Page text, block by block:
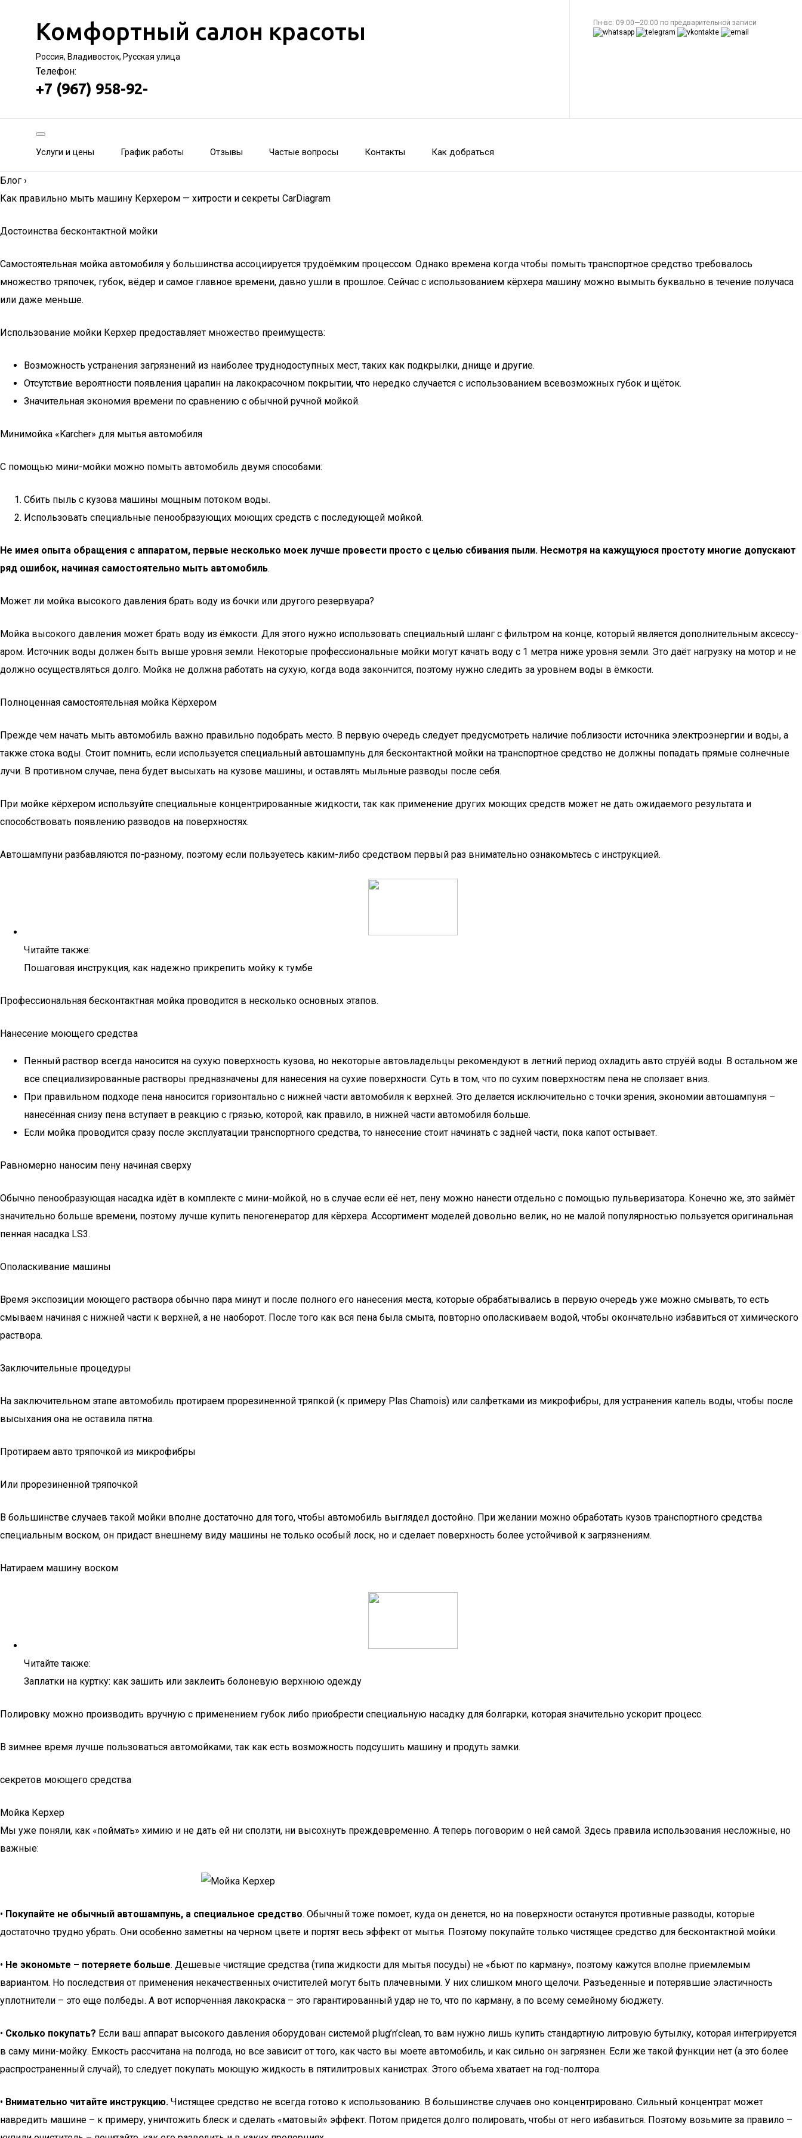
Комфортный салон красоты
Россия, Владивосток, Русская улица
Телефон:
+7 (967) 958-92-
Пн-вс: 09:00—20:00 по предварительной записи
Услуги и цены График работы Отзывы Частые вопросы Контакты Как добраться
Блог ›
Как правильно мыть машину Керхером — хитрости и секреты CarDiagram
Достоинства бесконтактной мойки
Самостоятельная мойка автомобиля у большинства ассоциируется трудоёмким процессом. Однако времена когда чтобы помыть транспортное средство требовалось
множество тряпочек, губок, вёдер и самое главное времени, давно ушли в прошлое. Сейчас с использованием кёрхера машину можно вымыть буквально в течение получаса
или даже меньше.
Использование мойки Керхер предоставляет множество преимуществ:
Возможность устранения загрязнений из наиболее труднодоступных мест, таких как подкрылки, днище и другие.
Отсутствие вероятности появления царапин на лакокрасочном покрытии, что нередко случается с использованием всевозможных губок и щёток.
Значительная экономия времени по сравнению с обычной ручной мойкой.
Минимойка «Karcher» для мытья автомобиля
С помощью мини-мойки можно помыть автомобиль двумя способами:
Сбить пыль с кузова машины мощным потоком воды.
Использовать специальные пенообразующих моющих средств с последующей мойкой.
Не имея опыта обращения с аппаратом, первые несколько моек лучше провести просто с целью сбивания пыли. Несмотря на кажущуюся простоту многие допускают
ряд ошибок, начиная самостоятельно мыть автомобиль.
Может ли мойка высокого давления брать воду из бочки или другого резервуара?
Мой­ка высо­ко­го дав­ле­ния может брать воду из ёмко­сти. Для это­го нуж­но исполь­зо­вать спе­ци­аль­ный шланг с филь­тром на кон­це, кото­рый явля­ет­ся допол­ни­тель­ным аксес­су­
а­ром. Источ­ник воды дол­жен быть выше уров­ня зем­ли. Неко­то­рые про­фес­си­о­наль­ные мой­ки могут качать воду с 1 мет­ра ниже уров­ня зем­ли. Это даёт нагруз­ку на мотор и не
долж­но осу­ществ­лять­ся дол­го. Мой­ка не долж­на рабо­тать на сухую, когда вода закон­чит­ся, поэто­му нуж­но сле­дить за уров­нем воды в ёмко­сти.
Полноценная самостоятельная мойка Кёрхером
Прежде чем начать мыть автомобиль важно правильно подобрать место. В первую очередь следует предусмотреть наличие поблизости источника электроэнергии и воды, а
также стока воды. Стоит помнить, если используется специальный автошампунь для бесконтактной мойки на транспортное средство не должны попадать прямые солнечные
лучи. В противном случае, пена будет высыхать на кузове машины, и оставлять мыльные разводы после себя.
При мойке кёрхером используйте специальные концентрированные жидкости, так как применение других моющих средств может не дать ожидаемого результата и
способствовать появлению разводов на поверхностях.
Автошампуни разбавляются по-разному, поэтому если пользуетесь каким-либо средством первый раз внимательно ознакомьтесь с инструкцией.
Читайте также:
Пошаговая инструкция, как надежно прикрепить мойку к тумбе
Профессиональная бесконтактная мойка проводится в несколько основных этапов.
Нанесение моющего средства
Пенный раствор всегда наносится на сухую поверхность кузова, но некоторые автовладельцы рекомендуют в летний период охладить авто струёй воды. В остальном же
все специализированные растворы предназначены для нанесения на сухие поверхности. Суть в том, что по сухим поверхностям пена не сползает вниз.
При правильном подходе пена наносится горизонтально с нижней части автомобиля к верхней. Это делается исключительно с точки зрения, экономии автошампуня –
нанесённая снизу пена вступает в реакцию с грязью, которой, как правило, в нижней части автомобиля больше.
Если мойка проводится сразу после эксплуатации транспортного средства, то нанесение стоит начинать с задней части, пока капот остывает.
Равномерно наносим пену начиная сверху
Обычно пенообразующая насадка идёт в комплекте с мини-мойкой, но в случае если её нет, пену можно нанести отдельно с помощью пульверизатора. Конечно же, это займёт
значительно больше времени, поэтому лучше купить пеногенератор для кёрхера. Ассортимент моделей довольно велик, но не малой популярностью пользуется оригинальная
пенная насадка LS3.
Ополаскивание машины
Время экспозиции моющего раствора обычно пара минут и после полного его нанесения места, которые обрабатывались в первую очередь уже можно смывать, то есть
смываем начиная с нижней части к верхней, а не наоборот. После того как вся пена была смыта, повторно ополаскиваем водой, чтобы окончательно избавиться от химического
раствора.
Заключительные процедуры
На заключительном этапе автомобиль протираем прорезиненной тряпкой (к примеру Plas Chamois) или салфетками из микрофибры, для устранения капель воды, чтобы после
высыхания она не оставила пятна.
Протираем авто тряпочкой из микрофибры
Или прорезиненной тряпочкой
В большинстве случаев такой мойки вполне достаточно для того, чтобы автомобиль выглядел достойно. При желании можно обработать кузов транспортного средства
специальным воском, он придаст внешнему виду машины не только особый лоск, но и сделает поверхность более устойчивой к загрязнениям.
Натираем машину воском
Читайте также:
Заплатки на куртку: как зашить или заклеить болоневую верхнюю одежду
Полировку можно производить вручную с применением губок либо приобрести специальную насадку для болгарки, которая значительно ускорит процесс.
В зимнее время лучше пользоваться автомойками, так как есть возможность подсушить машину и продуть замки.
секретов моющего средства
Мойка Керхер
Мы уже поняли, как «поймать» химию и не дать ей ни сползти, ни высохнуть преждевременно. А теперь поговорим о ней самой. Здесь правила использования несложные, но
важные:
• Покупайте не обычный автошампунь, а специальное средство. Обычный тоже помоет, куда он денется, но на поверхности останутся противные разводы, которые
достаточно трудно убрать. Они особенно заметны на черном цвете и портят весь эффект от мытья. Поэтому покупайте только чистящее средство для бесконтактной мойки.
• Не экономьте – потеряете больше. Дешевые чистящие средства (типа жидкости для мытья посуды) не «бьют по карману», поэтому кажутся вполне приемлемым
вариантом. Но последствия от применения некачественных очистителей могут быть плачевными. У них слишком много щелочи. Разъеденные и потерявшие эластичность
уплотнители – это еще полбеды. А вот испорченная лакокраска – это гарантированный удар не то, что по карману, а по всему семейному бюджету.
• Сколько покупать? Если ваш аппарат высокого давления оборудован системой plug’n’clean, то вам нужно лишь купить стандартную литровую бутылку, которая интегрируется
в саму мини-мойку. Емкость рассчитана на полгода, но все зависит от того, как часто вы моете автомобиль, и как сильно он загрязнен. Если же такой функции нет (а это более
распространенный случай), то следует покупать моющую жидкость в пятилитровых канистрах. Этого объема хватает на год-полтора.
• Внимательно читайте инструкцию. Чистящее средство не всегда готово к использованию. В большинстве случаев оно концентрировано. Сильный концентрат может
навредить машине – к примеру, уничтожить блеск и сделать «матовый» эффект. Потом придется долго полировать, чтобы от него избавиться. Поэтому возьмите за правило –